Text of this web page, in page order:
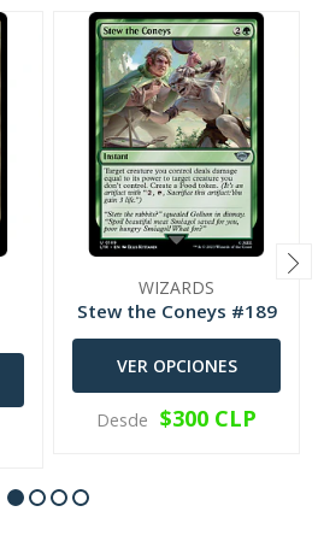
WIZARDS
Stew the Coneys #189
VER OPCIONES
Desde $300 CLP